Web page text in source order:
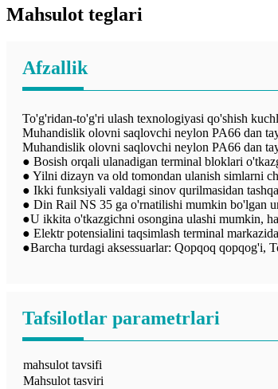
Mahsulot teglari
Afzallik
To'g'ridan-to'g'ri ulash texnologiyasi qo'shish
Muhandislik olovni saqlovchi neylon PA66 dan
Muhandislik olovni saqlovchi neylon PA66 dan
● Bosish orqali ulanadigan terminal bloklari
● Yilni dizayn va old tomondan ulanish simlarni
● Ikki funksiyali valdagi sinov qurilmasidan
● Din Rail NS 35 ga o'rnatilishi mumkin bo'lgan
●U ikkita o'tkazgichni osongina ulashi mumkin,
● Elektr potensialini taqsimlash terminal
●Barcha turdagi aksessuarlar: Qopqoq qopqog'i,
Tafsilotlar parametrlari
mahsulot tavsifi
Mahsulot tasviri